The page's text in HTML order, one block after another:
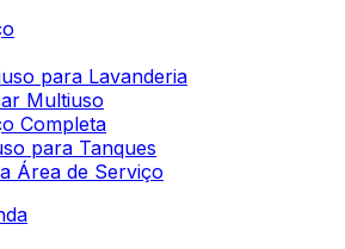
para Lavanderia
Multiuso
Completa
para Tanques
Área de Serviço